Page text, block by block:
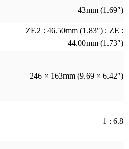
43mm (1.69″)
ZF.2 : 46.50mm (1.83″) ; ZE :
44.00mm (1.73″)
246 × 163mm (9.69 × 6.42″)
1 : 6.8